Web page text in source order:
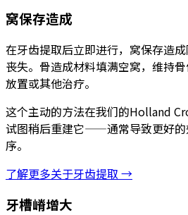
窝保存造成
在牙齿提取后立即进行，窝保存造
丧失。骨造成材料填满空窝，维持
放置或其他治疗。
这个主动的方法在我们的Holland
试图稍后重建它——通常导致更好的
序。
了解更多关于牙齿提取 →
牙槽嵴增大